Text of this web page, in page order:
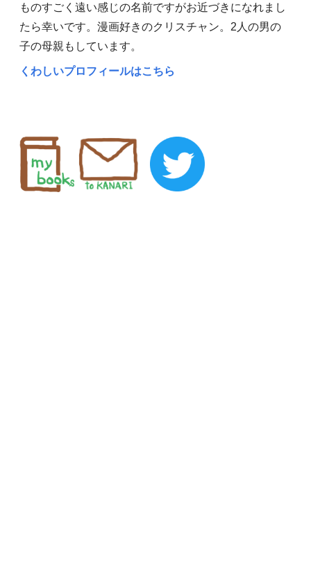
ものすごく遠い感じの名前ですがお近づきになれまし
たら幸いです。漫画好きのクリスチャン。2人の男の
子の母親もしています。
くわしいプロフィールはこちら